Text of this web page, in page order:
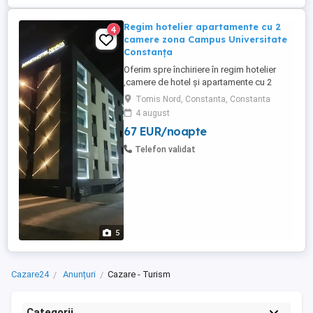
5
4
Regim hotelier apartamente cu 2
camere zona Campus Universitate
Constanța
Oferim spre închiriere în regim hotelier
,camere de hotel și apartamente cu 2
camere la un complex hotelier de 3 și 4
stele . Contra cost avem și mic dejun la
cerere (40 lei de persoană) Complexul
hotelier se află în zona Tomis Nord
Campus Universitate. Dotări: Complet
Tomis Nord, Constanta, Constanta
4 august
67 EUR/noapte
Telefon validat
Cazare24 Anunțuri Cazare - Turism